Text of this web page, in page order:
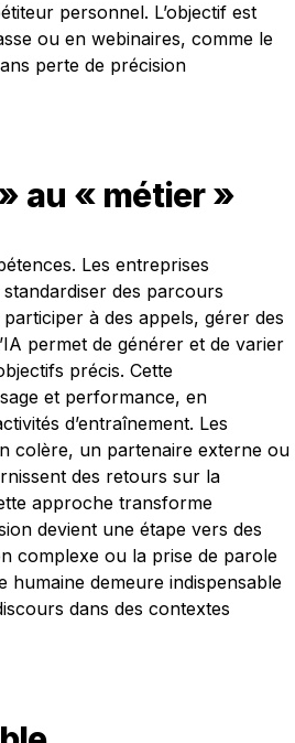
personnel. L’objectif est
ou en webinaires, comme le
perte de précision
au « métier »
Les entreprises
des parcours
à des appels, gérer des
permet de générer et de varier
précis. Cette
et performance, en
d’entraînement. Les
colère, un partenaire externe ou
des retours sur la
approche transforme
devient une étape vers des
complexe ou la prise de parole
humaine demeure indispensable
dans des contextes